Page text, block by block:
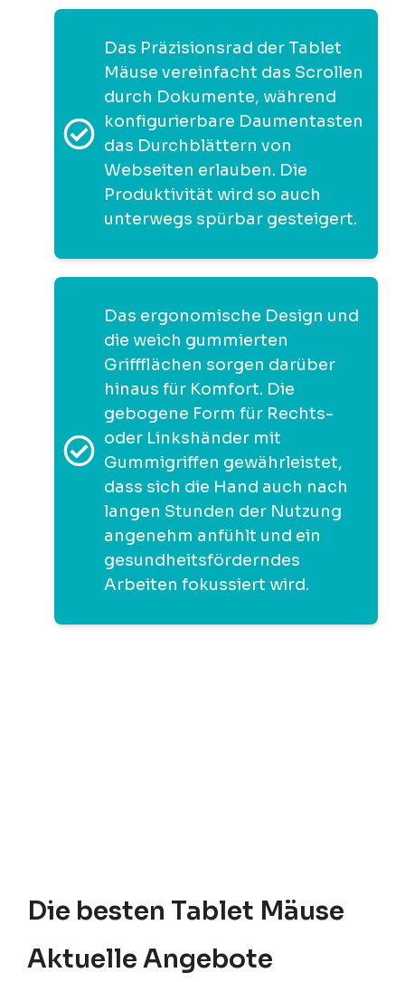
Das Präzisionsrad der Tablet
Mäuse vereinfacht das Scrollen
durch Dokumente, während
konfigurierbare Daumentasten
das Durchblättern von
Webseiten erlauben. Die
Produktivität wird so auch
unterwegs spürbar gesteigert.
Das ergonomische Design und
die weich gummierten
Griffflächen sorgen darüber
hinaus für Komfort. Die
gebogene Form für Rechts-
oder Linkshänder mit
Gummigriffen gewährleistet,
dass sich die Hand auch nach
langen Stunden der Nutzung
angenehm anfühlt und ein
gesundheitsförderndes
Arbeiten fokussiert wird.
Die besten Tablet Mäuse
Aktuelle Angebote